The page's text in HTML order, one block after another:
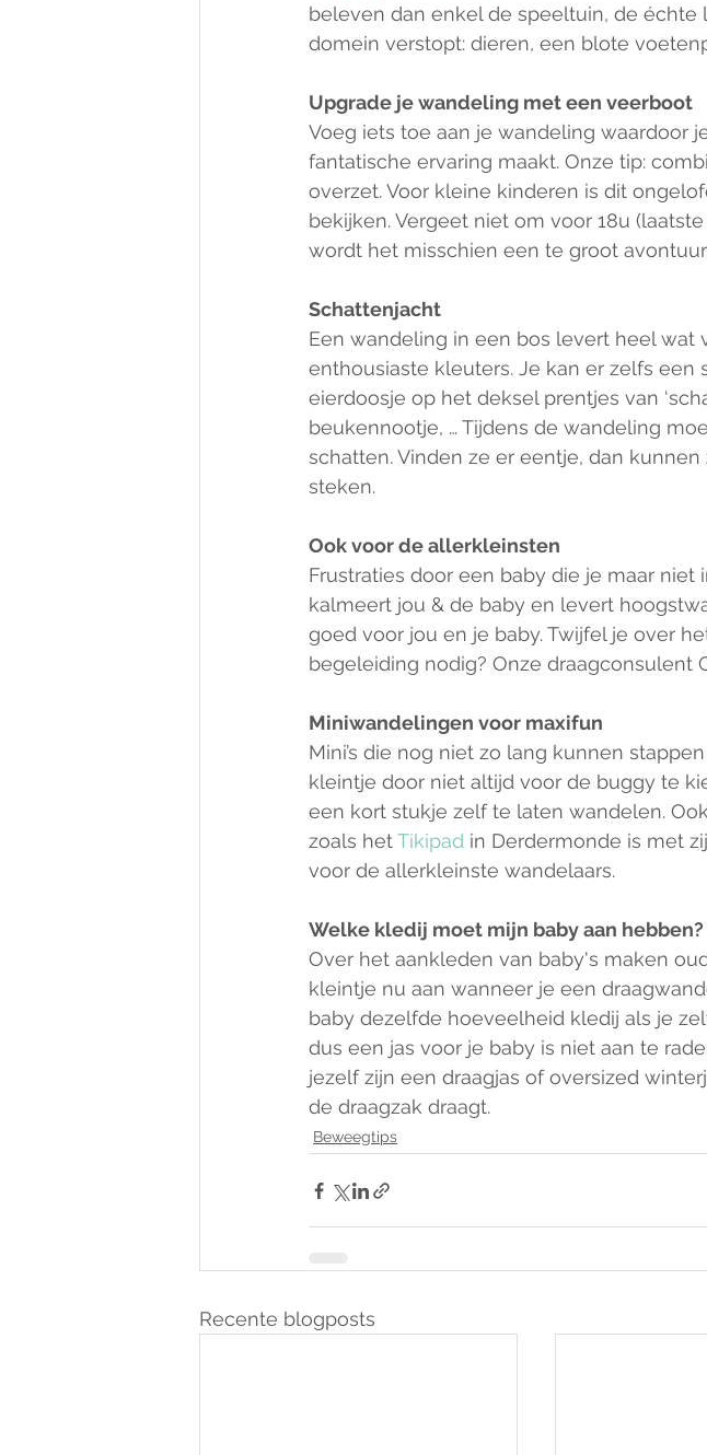
beleven dan enkel de speeltuin, de
domein verstopt: dieren, een blote
Upgrade je wandeling met een veerboot
Voeg iets toe aan je wandeling waardoor
fantatische ervaring maakt. Onze tip:
overzet. Voor kleine kinderen is dit
bekijken. Vergeet niet om voor 18u
wordt het misschien een te groot
Schattenjacht
Een wandeling in een bos levert heel
enthousiaste kleuters. Je kan er zelfs
eierdoosje op het deksel prentjes van
beukennootje, … Tijdens de wandeling
schatten. Vinden ze er eentje, dan
steken.
Ook voor de allerkleinsten
Frustraties door een baby die je maar niet
kalmeert jou & de baby en levert
goed voor jou en je baby. Twijfel je over
begeleiding nodig? Onze draagconsulent
Miniwandelingen voor maxifun
Mini’s die nog niet zo lang kunnen
kleintje door niet altijd voor de buggy te
een kort stukje zelf te laten wandelen.
zoals het Tikipad in Derdermonde is met
voor de allerkleinste wandelaars.
Welke kledij moet mijn baby aan hebben?
Over het aankleden van baby's maken
kleintje nu aan wanneer je een
baby dezelfde hoeveelheid kledij als je
dus een jas voor je baby is niet aan te
jezelf zijn een draagjas of oversized
de draagzak draagt.
Beweegtips
Recente blogposts